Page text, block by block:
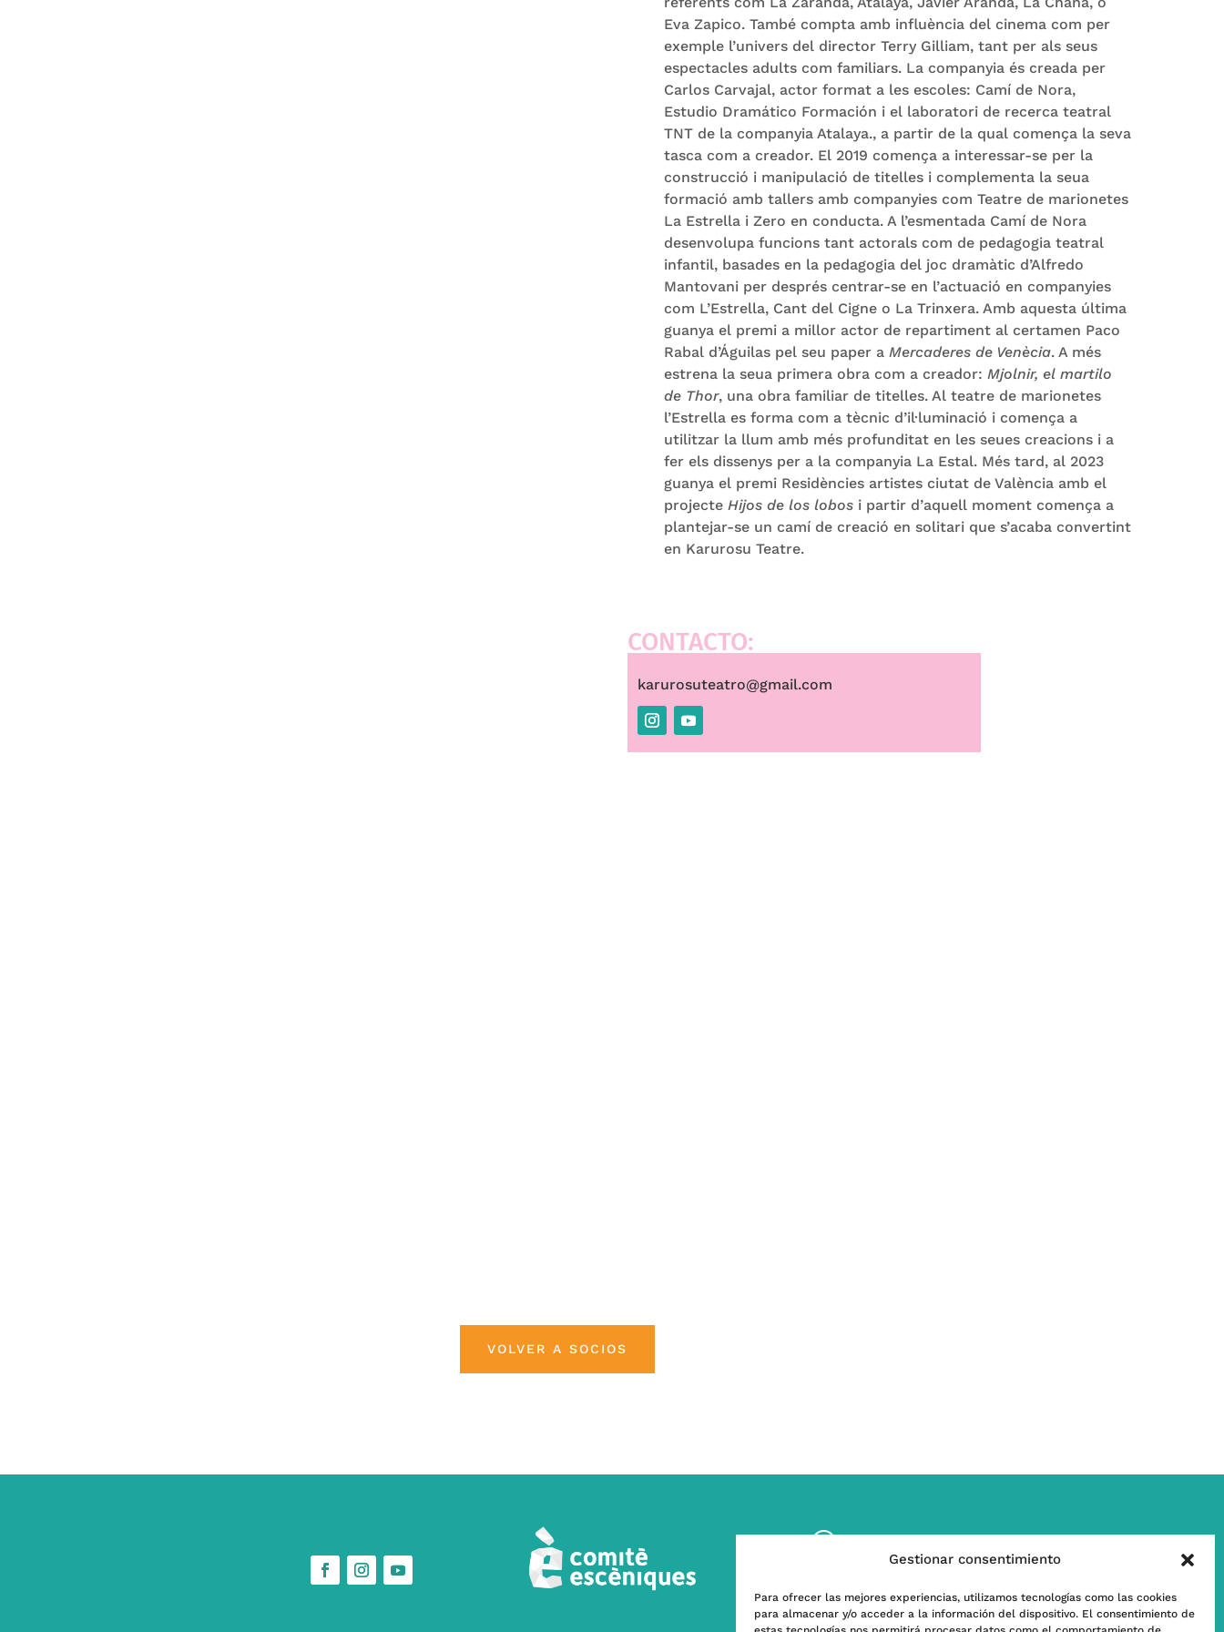
Gestionar consentimiento
Para ofrecer las mejores experiencias, utilizamos tecnologías como las cookies
para almacenar y/o acceder a la información del dispositivo. El consentimiento de
Eva Zapico. També compta amb influència del cinema com per
exemple l’univers del director Terry Gilliam, tant per als seus
espectacles adults com familiars. La companyia és creada per
Carlos Carvajal, actor format a les escoles: Camí de Nora,
Estudio Dramático Formación i el laboratori de recerca teatral
TNT de la companyia Atalaya., a partir de la qual comença la seva
tasca com a creador. El 2019 comença a interessar-se per la
construcció i manipulació de titelles i complementa la seua
formació amb tallers amb companyies com Teatre de marionetes
La Estrella i Zero en conducta. A l’esmentada Camí de Nora
desenvolupa funcions tant actorals com de pedagogia teatral
infantil, basades en la pedagogia del joc dramàtic d’Alfredo
Mantovani per després centrar-se en l’actuació en companyies
com L’Estrella, Cant del Cigne o La Trinxera. Amb aquesta última
guanya el premi a millor actor de repartiment al certamen Paco
Rabal d’Águilas pel seu paper aMercaderes de Venècia. A més
estrena la seua primera obra com a creador:Mjolnir, el martilo
de Thor, una obra familiar de titelles. Al teatre de marionetes
l’Estrella es forma com a tècnic d’il·luminació i comença a
utilitzar la llum amb més profunditat en les seues creacions i a
fer els dissenys per a la companyia La Estal. Més tard, al 2023
guanya el premi Residències artistes ciutat de València amb el
projecteHijos de los lobos i partir d’aquell moment comença a
plantejar-se un camí de creació en solitari que s’acaba convertint
en Karurosu Teatre.
CONTACTO:
karurosuteatro@gmail.com
VOLVER A SOCIOS
w Contáctanos